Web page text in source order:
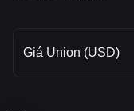
Giá Union (USD)